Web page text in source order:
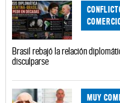
Brasil rebajó la relación
disculparse
MUY